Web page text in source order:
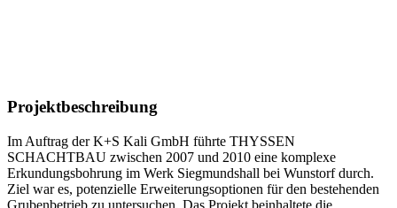
Projektbeschreibung
Im Auftrag der K+S Kali GmbH führte THYSSEN
SCHACHTBAU zwischen 2007 und 2010 eine komplexe
Erkundungsbohrung im Werk Siegmundshall bei Wunstorf durch.
Ziel war es, potenzielle Erweiterungsoptionen für den bestehenden
Grubenbetrieb zu untersuchen. Das Projekt beinhaltete die